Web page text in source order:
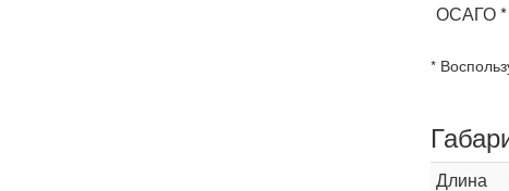
ОСАГО *
*
Длина